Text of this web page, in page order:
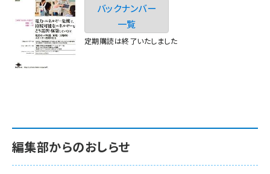
バックナンバー
一覧
定期購読は終了いたしました
編集部からのおしらせ